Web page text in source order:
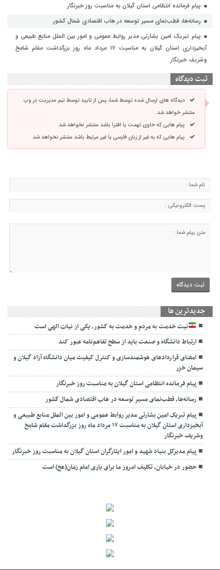
پیام فرمانده انتظامی استان گیلان به مناسبت روز خبرنگار
رسانه‌ها، قطب‌نمای مسیر توسعه در هاب اقتصادی شمال كشور
پیام تبریک امین بشارتی مدیر روابط عمومی و امور بین الملل منابع طبیعی و
آبخیزداری استان گیلان به مناسبت ۱۷ مرداد ماه روز بزرگداشت مقام شامخ
وشریف خبرنگار
ثبت دیدگاه
دیدگاه های ارسال شده توسط شما، پس از تایید توسط تیم مدیریت در وب
منتشر خواهد شد.
پیام هایی که حاوی تهمت یا افترا باشد منتشر نخواهد شد.
پیام هایی که به غیر از زبان فارسی یا غیر مرتبط باشد منتشر نخواهد شد.
جديدترين ها
نیت خدمت به مردم و خدمت به کشور، یکی از نیات الهی است
ارتباط دانشگاه و صنعت باید از سطح تفاهم‌نامه عبور کند
امضای قراردادهای هوشمندسازی و کنترل کیفیت میان دانشگاه آزاد گیلان و
سیمان خزر
پیام فرمانده انتظامی استان گیلان به مناسبت روز خبرنگار
رسانه‌ها، قطب‌نمای مسیر توسعه در هاب اقتصادی شمال كشور
پیام تبریک امین بشارتی مدیر روابط عمومی و امور بین الملل منابع طبیعی و
آبخیزداری استان گیلان به مناسبت ۱۷ مرداد ماه روز بزرگداشت مقام شامخ
وشریف خبرنگار
پیام مدیرکل بنیاد شهید و امور ایثارگران استان گیلان به مناسبت روز خبرنگار
حضور در خیابان، تکلیف امروز ما برای یاری امام زمان(عج) است